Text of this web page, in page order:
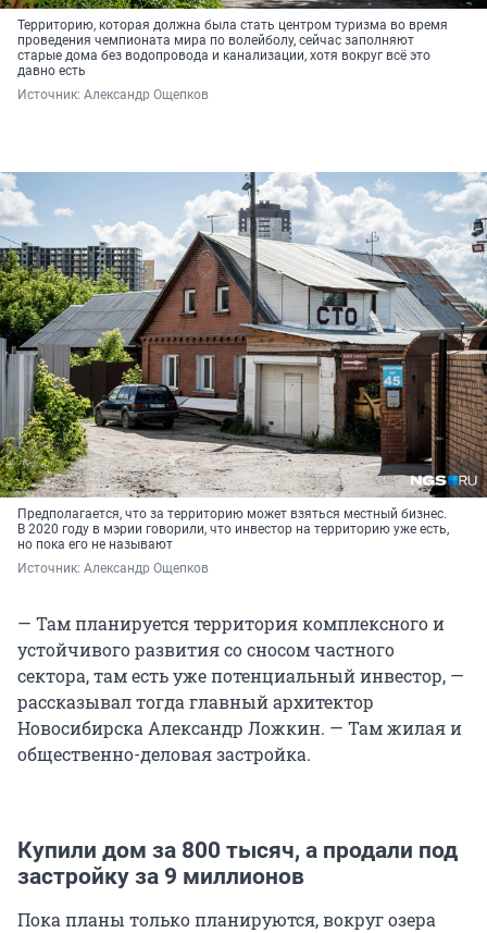
Территорию, которая должна была стать центром туризма во время
проведения чемпионата мира по волейболу, сейчас заполняют
старые дома без водопровода и канализации, хотя вокруг всё это
давно есть
Источник: Александр Ощепков
Предполагается, что за территорию может взяться местный бизнес.
В 2020 году в мэрии говорили, что инвестор на территорию уже есть,
но пока его не называют
Источник: Александр Ощепков
— Там планируется территория комплексного и
устойчивого развития со сносом частного
сектора, там есть уже потенциальный инвестор, —
рассказывал тогда главный архитектор
Новосибирска Александр Ложкин. — Там жилая и
общественно-деловая застройка.
Купили дом за 800 тысяч, а продали под
застройку за 9 миллионов
Пока планы только планируются, вокруг озера